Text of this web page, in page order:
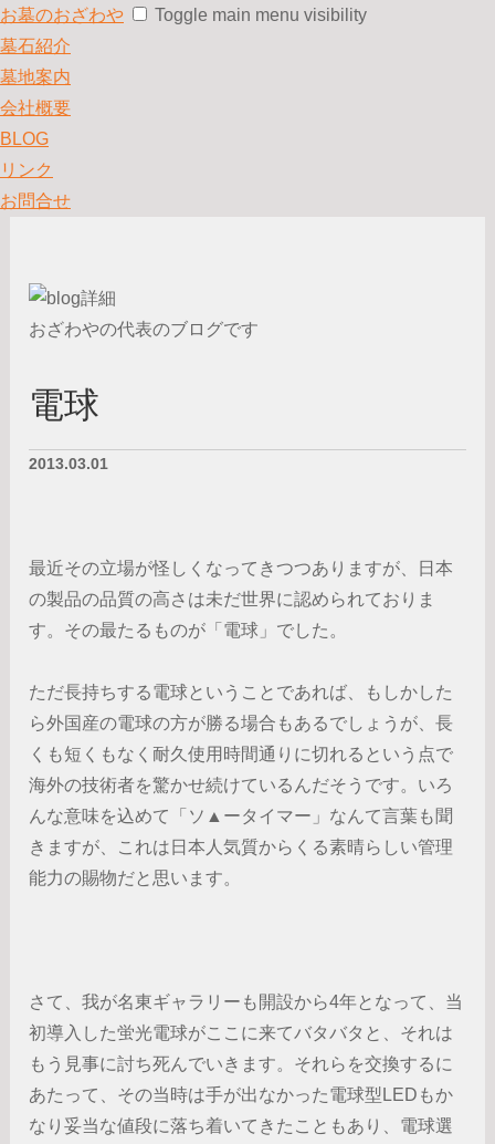
お墓のおざわや
Toggle main menu visibility
墓石紹介
墓地案内
会社概要
BLOG
リンク
お問合せ
おざわやの代表のブログです
電球
2013.03.01
最近その立場が怪しくなってきつつありますが、日本
の製品の品質の高さは未だ世界に認められておりま
す。その最たるものが「電球」でした。
ただ長持ちする電球ということであれば、もしかした
ら外国産の電球の方が勝る場合もあるでしょうが、長
くも短くもなく耐久使用時間通りに切れるという点で
海外の技術者を驚かせ続けているんだそうです。いろ
んな意味を込めて「ソ▲ータイマー」なんて言葉も聞
きますが、これは日本人気質からくる素晴らしい管理
能力の賜物だと思います。
さて、我が名東ギャラリーも開設から4年となって、当
初導入した蛍光電球がここに来てバタバタと、それは
もう見事に討ち死んでいきます。それらを交換するに
あたって、その当時は手が出なかった電球型LEDもか
なり妥当な値段に落ち着いてきたこともあり、電球選